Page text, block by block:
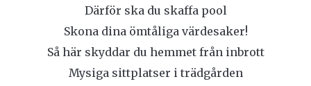
Därför ska du skaffa pool
Skona dina ömtåliga värdesaker!
Så här skyddar du hemmet från inbrott
Mysiga sittplatser i trädgården